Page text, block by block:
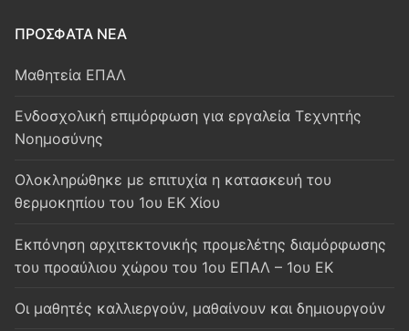
ΠΡΟΣΦΑΤΑ ΝΕΑ
Μαθητεία ΕΠΑΛ
Ενδοσχολική επιμόρφωση για εργαλεία Τεχνητής
Νοημοσύνης
Oλοκληρώθηκε με επιτυχία η κατασκευή του
θερμοκηπίου του 1ου ΕΚ Χίου
Εκπόνηση αρχιτεκτονικής προμελέτης διαμόρφωσης
του προαύλιου χώρου του 1ου ΕΠΑΛ – 1ου ΕΚ
Οι μαθητές καλλιεργούν, μαθαίνουν και δημιουργούν